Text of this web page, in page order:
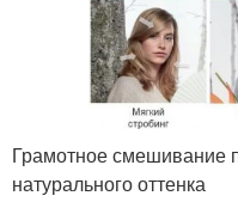
Грамотное смешивание
натурального оттенка